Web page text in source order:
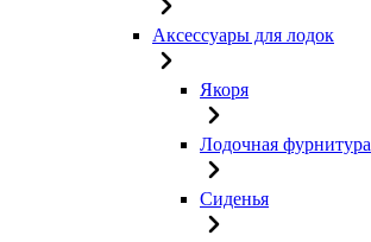
Аксессуары для лодок
Якоря
Лодочная фурнитура
Сиденья